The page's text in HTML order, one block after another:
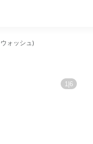
ォッシュ)
1 |6